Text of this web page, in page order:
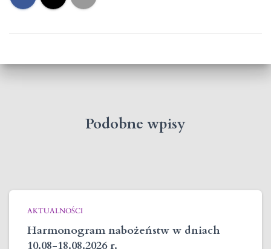
Podobne wpisy
AKTUALNOŚCI
Harmonogram nabożeństw w dniach
10.08-18.08.2026 r.